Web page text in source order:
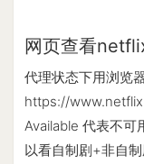
local_ip =
33389
服务端(frps.ini)的
程桌面的默认端口
使用的端口号（
开终端,命令如下:
/websvr/ssl/
restart" Nginx 配置
mydomain.com; #
https://$host$1
server_name
网页查看
代理状态下用浏览
https://
Available 代表不
以看自制剧+非自